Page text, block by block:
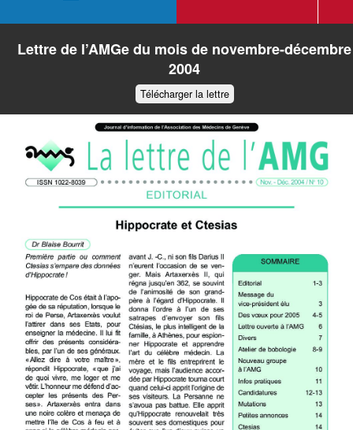
Lettre de l’AMGe du mois de novembre-décembre
2004
Télécharger la lettre